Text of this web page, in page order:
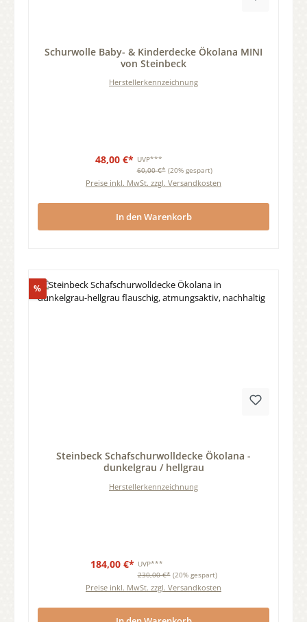
Schurwolle Baby- & Kinderdecke Ökolana MINI
von Steinbeck
Herstellerkennzeichnung
48,00 €* UVP***
60,00 €* (20% gespart)
Preise inkl. MwSt. zzgl. Versandkosten
In den Warenkorb
%Rabatt
Steinbeck Schafschurwolldecke Ökolana -
dunkelgrau / hellgrau
Herstellerkennzeichnung
184,00 €* UVP***
230,00 €* (20% gespart)
Preise inkl. MwSt. zzgl. Versandkosten